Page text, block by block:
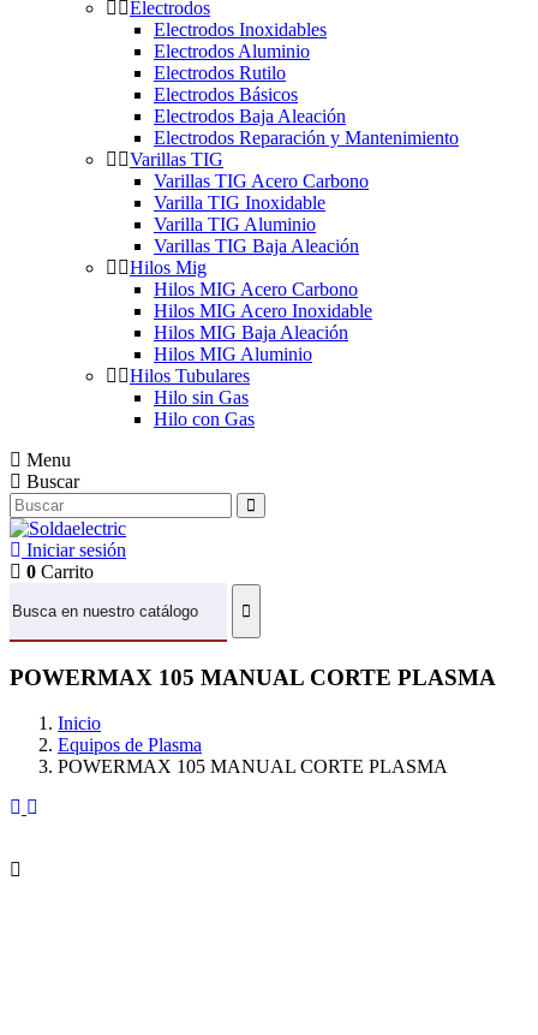
Electrodos
Electrodos Inoxidables
Electrodos Aluminio
Electrodos Rutilo
Electrodos Básicos
Electrodos Baja Aleación
Electrodos Reparación y Mantenimiento
Varillas TIG
Varillas TIG Acero Carbono
Varilla TIG Inoxidable
Varilla TIG Aluminio
Varillas TIG Baja Aleación
Hilos Mig
Hilos MIG Acero Carbono
Hilos MIG Acero Inoxidable
Hilos MIG Baja Aleación
Hilos MIG Aluminio
Hilos Tubulares
Hilo sin Gas
Hilo con Gas
Menu
Buscar
Iniciar sesión
0 Carrito
POWERMAX 105 MANUAL CORTE PLASMA
Inicio
Equipos de Plasma
POWERMAX 105 MANUAL CORTE PLASMA